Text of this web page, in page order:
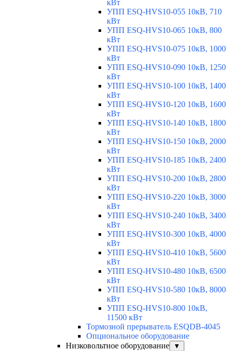
кВт
УПП ESQ-HVS10-055 10кВ, 710
кВт
УПП ESQ-HVS10-065 10кВ, 800
кВт
УПП ESQ-HVS10-075 10кВ, 1000
кВт
УПП ESQ-HVS10-090 10кВ, 1250
кВт
УПП ESQ-HVS10-100 10кВ, 1400
кВт
УПП ESQ-HVS10-120 10кВ, 1600
кВт
УПП ESQ-HVS10-140 10кВ, 1800
кВт
УПП ESQ-HVS10-150 10кВ, 2000
кВт
УПП ESQ-HVS10-185 10кВ, 2400
кВт
УПП ESQ-HVS10-200 10кВ, 2800
кВт
УПП ESQ-HVS10-220 10кВ, 3000
кВт
УПП ESQ-HVS10-240 10кВ, 3400
кВт
УПП ESQ-HVS10-300 10кВ, 4000
кВт
УПП ESQ-HVS10-410 10кВ, 5600
кВт
УПП ESQ-HVS10-480 10кВ, 6500
кВт
УПП ESQ-HVS10-580 10кВ, 8000
кВт
УПП ESQ-HVS10-800 10кВ,
11500 кВт
Тормозной прерыватель ESQDB-4045
Опциональное оборудование
Низковольтное оборудование
▼